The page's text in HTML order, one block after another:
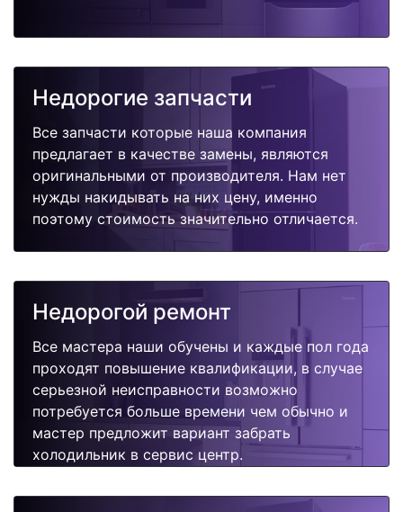
Недорогие запчасти
Все запчасти которые наша компания
предлагает в качестве замены, являются
оригинальными от производителя. Нам нет
нужды накидывать на них цену, именно
поэтому стоимость значительно отличается.
Недорогой ремонт
Все мастера наши обучены и каждые пол года
проходят повышение квалификации, в случае
серьезной неисправности возможно
потребуется больше времени чем обычно и
мастер предложит вариант забрать
холодильник в сервис центр.